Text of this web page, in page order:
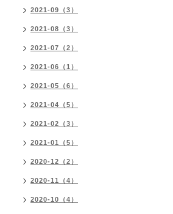
2021-09（3）
2021-08（3）
2021-07（2）
2021-06（1）
2021-05（6）
2021-04（5）
2021-02（3）
2021-01（5）
2020-12（2）
2020-11（4）
2020-10（4）